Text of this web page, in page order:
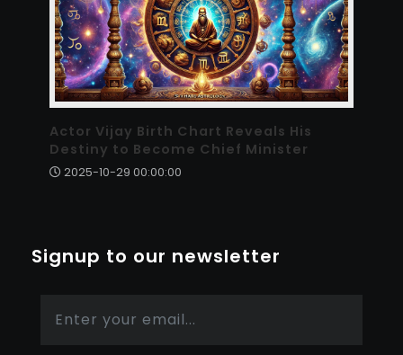
Actor Vijay Birth Chart Reveals His
Destiny to Become Chief Minister
2025-10-29 00:00:00
Signup to our newsletter